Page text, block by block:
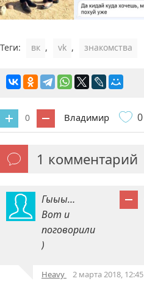
Теги: вк , vk , знакомства
0 Владимир 0
1 комментарий
Гыыы…
Вот и
поговорили
)
Heavy 2 марта 2018, 12:45